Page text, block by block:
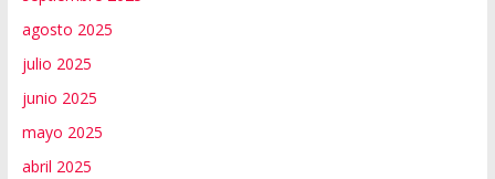
agosto 2025
julio 2025
junio 2025
mayo 2025
abril 2025